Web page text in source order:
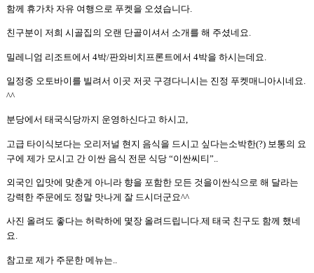
함께 휴가차 자유 여행으로 푸켓을 오셨습니다.
친구분이 저희 시골집의 오랜 단골이셔서 소개를 해 주셨네요.
밀레니엄 리조트에서 4박/판와비치프론트에서 4박을 하시는데요
일정중 오토바이를 빌려서 이곳 저곳 구경다니시는 진정 푸켓매니아시네요
^^
분당에서 태국식당까지 운영하신다고 하시고,
고급 타이식보다는 오리저널 현지 음식을 드시고 싶다는소박한(?) 보통의 요
구에 제가 모시고 간 이싼 음식 전문 식당 “이싼씨티”..
외국인 입맛에 맞춘게 아니라 향을 포함한 모든 것을이싼식으로 해 달라는
강력한 주문에도 정말 맛나게 잘 드시더군요^^
사진 올려도 좋다는 허락하에 몇장 올려드립니다.제 태국 친구도 함께 했네
요.
참고로 제가 주문한 메뉴는